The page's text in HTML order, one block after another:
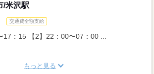
/米沢駅
交通費全額支給
17：15 【2】22：00〜07：00 ...
もっと見る